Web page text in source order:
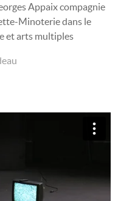
Appaix compagnie
Minoterie dans le
et arts multiples